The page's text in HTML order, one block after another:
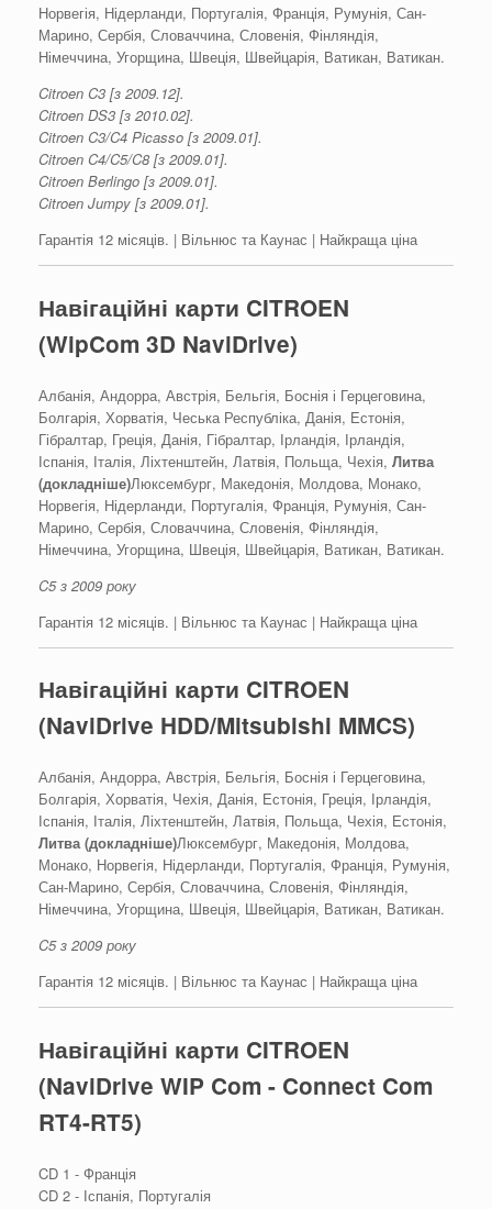
Норвегія, Нідерланди, Португалія, Франція, Румунія, Сан-
Марино, Сербія, Словаччина, Словенія, Фінляндія,
Німеччина, Угорщина, Швеція, Швейцарія, Ватикан, Ватикан.
Citroen C3 [з 2009.12].
Citroen DS3 [з 2010.02].
Citroen C3/C4 Picasso [з 2009.01].
Citroen C4/C5/C8 [з 2009.01].
Citroen Berlingo [з 2009.01].
Citroen Jumpy [з 2009.01].
Гарантія 12 місяців. | Вільнюс та Каунас | Найкраща ціна
Навігаційні карти CITROEN
(WipCom 3D NaviDrive)
Албанія, Андорра, Австрія, Бельгія, Боснія і Герцеговина,
Болгарія, Хорватія, Чеська Республіка, Данія, Естонія,
Гібралтар, Греція, Данія, Гібралтар, Ірландія, Ірландія,
Іспанія, Італія, Ліхтенштейн, Латвія, Польща, Чехія, Литва
(докладніше)Люксембург, Македонія, Молдова, Монако,
Норвегія, Нідерланди, Португалія, Франція, Румунія, Сан-
Марино, Сербія, Словаччина, Словенія, Фінляндія,
Німеччина, Угорщина, Швеція, Швейцарія, Ватикан, Ватикан.
C5 з 2009 року
Гарантія 12 місяців. | Вільнюс та Каунас | Найкраща ціна
Навігаційні карти CITROEN
(NaviDrive HDD/Mitsubishi MMCS)
Албанія, Андорра, Австрія, Бельгія, Боснія і Герцеговина,
Болгарія, Хорватія, Чехія, Данія, Естонія, Греція, Ірландія,
Іспанія, Італія, Ліхтенштейн, Латвія, Польща, Чехія, Естонія,
Литва (докладніше)Люксембург, Македонія, Молдова,
Монако, Норвегія, Нідерланди, Португалія, Франція, Румунія,
Сан-Марино, Сербія, Словаччина, Словенія, Фінляндія,
Німеччина, Угорщина, Швеція, Швейцарія, Ватикан, Ватикан.
C5 з 2009 року
Гарантія 12 місяців. | Вільнюс та Каунас | Найкраща ціна
Навігаційні карти CITROEN
(NaviDrive WIP Com - Connect Com
RT4-RT5)
CD 1 - Франція
CD 2 - Іспанія, Португалія